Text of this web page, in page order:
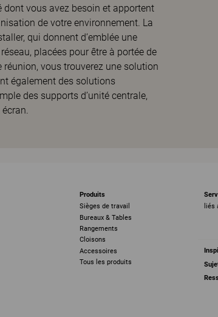
vous avez besoin et apportent
de votre environnement. La
qui donnent d’emblée une
placées pour être à portée de
réunion, vous trouverez une solution
également des solutions
des supports d’unité centrale,
Produits
Sièges de travail
Bureaux & Tables
Rangements
Cloisons
Accessoires
Tous les produits
liés